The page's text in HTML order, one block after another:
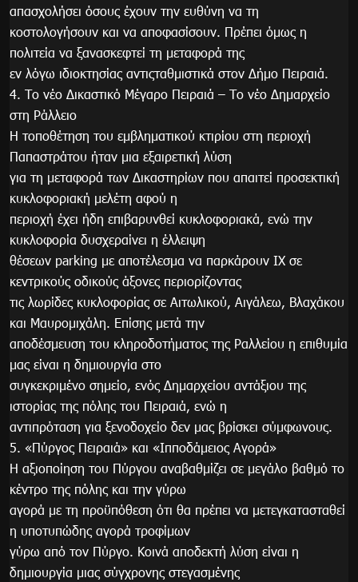
απασχολήσει όσους έχουν την ευθύνη να τη
κοστολογήσουν και να αποφασίσουν. Πρέπει όμως η
πολιτεία να ξανασκεφτεί τη μεταφορά της
εν λόγω ιδιοκτησίας αντιςταθμιστικά στον Δήμο Πειραιά.
4. Το νέο Δικαστικό Μέγαρο Πειραιά – Το νέο Δημαρχείο
στη Ράλλειο
Η τοποθέτηση του εμβληματικού κτιρίου στη περιοχή
Παπαστράτου ήταν μια εξαιρετική λύση
για τη μεταφορά των Δικαστηρίων που απαιτεί προσεκτική
κυκλοφοριακή μελέτη αφού η
περιοχή έχει ήδη επιβαρυνθεί κυκλοφοριακά, ενώ την
κυκλοφορία δυσχεραίνει η έλλειψη
θέσεων parking με αποτέλεσμα να παρκάρουν ΙΧ σε
κεντρικούς οδικούς άξονες περιορίζοντας
τις λωρίδες κυκλοφορίας σε Αιτωλικού, Αιγάλεω, Βλαχάκου
και Μαυρομιχάλη. Επίσης μετά την
αποδέσμευση του κληροδοτήματος της Ραλλείου η επιθυμία
μας είναι η δημιουργία στο
συγκεκριμένο σημείο, ενός Δημαρχείου αντάξιου της
ιστορίας της πόλης του Πειραιά, ενώ η
αντιπρόταση για ξενοδοχείο δεν μας βρίσκει σύμφωνους.
5. «Πύργος Πειραιά» και «Ιπποδάμειος Αγορά»
Η αξιοποίηση του Πύργου αναβαθμίζει σε μεγάλο βαθμό το
κέντρο της πόλης και την γύρω
αγορά με τη προϋπόθεση ότι θα πρέπει να μετεγκατασταθεί
η υποτυπώδης αγορά τροφίμων
γύρω από τον Πύργο. Κοινά αποδεκτή λύση είναι η
δημιουργία μιας σύγχρονης στεγασμένης